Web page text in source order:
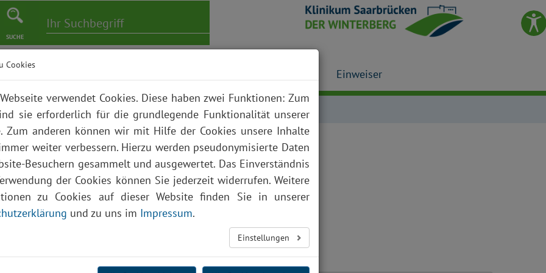
SUCHE
Einweiser
Seelsorge
Nachname*
Cookies
verwendet Cookies. Diese haben zwei Funktionen: Zum
sie erforderlich für die grundlegende Funktionalität unserer
Zum anderen können wir mit Hilfe der Cookies unsere Inhalte
weiter verbessern. Hierzu werden pseudonymisierte Daten
Besuchern gesammelt und ausgewertet. Das Einverständnis
der Cookies können Sie jederzeit widerrufen. Weitere
zu Cookies auf dieser Website finden Sie in unserer
und zu uns im Impressum.
Einstellungen